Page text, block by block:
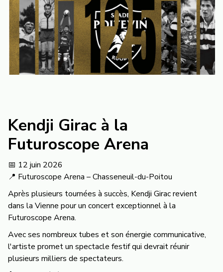
Kendji Girac à la
Futuroscope Arena
📅 12 juin 2026
📍 Futuroscope Arena – Chasseneuil-du-Poitou
Après plusieurs tournées à succès, Kendji Girac revient
dans la Vienne pour un concert exceptionnel à la
Futuroscope Arena.
Avec ses nombreux tubes et son énergie communicative,
l'artiste promet un spectacle festif qui devrait réunir
plusieurs milliers de spectateurs.